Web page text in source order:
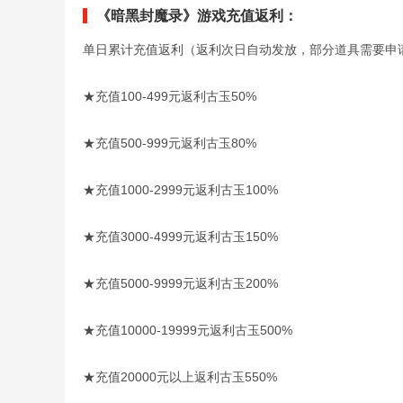
《暗黑封魔录》游戏充值返利：
单日累计充值返利（返利次日自动发放，部分道具需要申
★充值100-499元返利古玉50%
★充值500-999元返利古玉80%
★充值1000-2999元返利古玉100%
★充值3000-4999元返利古玉150%
★充值5000-9999元返利古玉200%
★充值10000-19999元返利古玉500%
★充值20000元以上返利古玉550%